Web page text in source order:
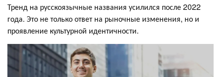
Тренд на русскоязычные названия усилился после 2022
года. Это не только ответ на рыночные изменения, но и
проявление культурной идентичности.